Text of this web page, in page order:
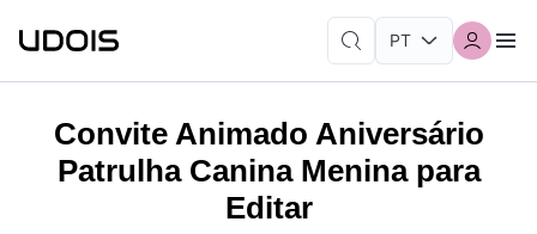
Convite Animado Aniversário
Patrulha Canina Menina para
Editar